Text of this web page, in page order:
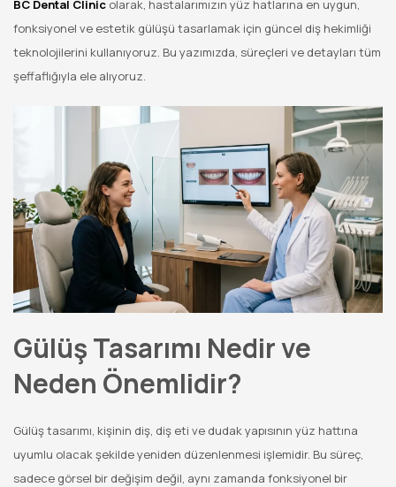
BC Dental Clinic olarak, hastalarımızın yüz hatlarına en uygun,
fonksiyonel ve estetik gülüşü tasarlamak için güncel diş hekimliği
teknolojilerini kullanıyoruz. Bu yazımızda, süreçleri ve detayları tüm
şeffaflığıyla ele alıyoruz.
Gülüş Tasarımı Nedir ve
Neden Önemlidir?
Gülüş tasarımı, kişinin diş, diş eti ve dudak yapısının yüz hattına
uyumlu olacak şekilde yeniden düzenlenmesi işlemidir. Bu süreç,
sadece görsel bir değişim değil, aynı zamanda fonksiyonel bir